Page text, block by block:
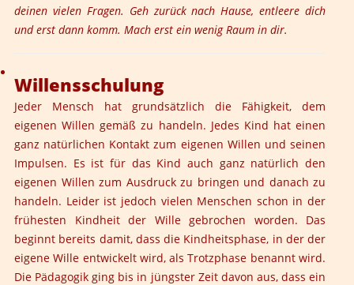
deinen vielen Fragen. Geh zurück nach Hause, entleere dich
und erst dann komm. Mach erst ein wenig Raum in dir.
Willensschulung
Jeder Mensch hat grundsätzlich die Fähigkeit, dem
eigenen Willen gemäß zu handeln. Jedes Kind hat einen
ganz natürlichen Kontakt zum eigenen Willen und seinen
Impulsen. Es ist für das Kind auch ganz natürlich den
eigenen Willen zum Ausdruck zu bringen und danach zu
handeln. Leider ist jedoch vielen Menschen schon in der
frühesten Kindheit der Wille gebrochen worden. Das
beginnt bereits damit, dass die Kindheitsphase, in der der
eigene Wille entwickelt wird, als Trotzphase benannt wird.
Die Pädagogik ging bis in jüngster Zeit davon aus, dass ein